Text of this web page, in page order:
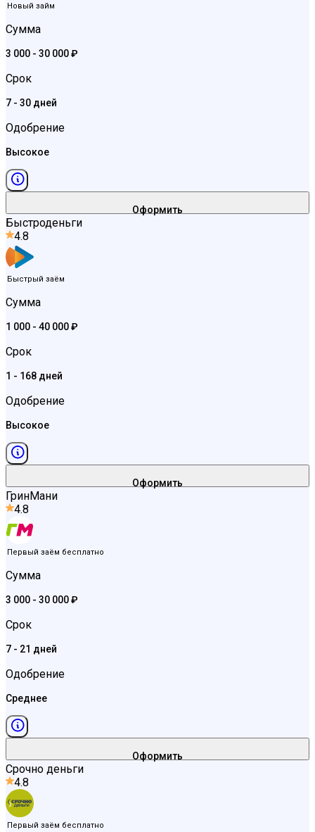
Новый займ
Сумма
3 000 - 30 000 ₽
Срок
7 - 30 дней
Одобрение
Высокое
Оформить
Быстроденьги
4.8
Быстрый заём
Сумма
1 000 - 40 000 ₽
Срок
1 - 168 дней
Одобрение
Высокое
Оформить
ГринМани
4.8
Первый заём бесплатно
Сумма
3 000 - 30 000 ₽
Срок
7 - 21 дней
Одобрение
Среднее
Оформить
Срочно деньги
4.8
Первый заём бесплатно